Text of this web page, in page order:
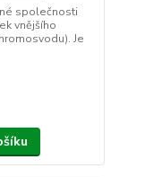
společnosti
vnějšího
Je